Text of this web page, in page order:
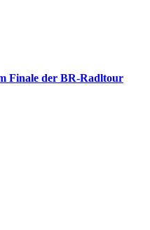
Finale der BR-Radltour